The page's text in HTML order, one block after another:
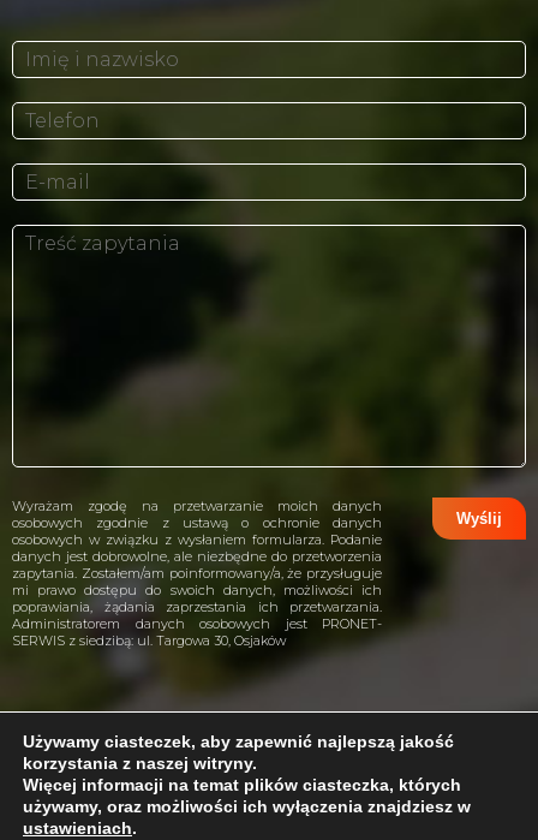
Problem z internetem?
Wyrażam zgodę na przetwarzanie moich danych
osobowych zgodnie z ustawą o ochronie danych
osobowych w związku z wysłaniem formularza. Podanie
danych jest dobrowolne, ale niezbędne do przetworzenia
zapytania. Zostałem/am poinformowany/a, że przysługuje
mi prawo dostępu do swoich danych, możliwości ich
poprawiania, żądania zaprzestania ich przetwarzania.
Administratorem danych osobowych jest PRONET-
SERWIS z siedzibą: ul. Targowa 30, Osjaków
projekt i wykonanie:CreativeHeads.pl
Używamy ciasteczek, aby zapewnić najlepszą jakość
korzystania z naszej witryny.
Więcej informacji na temat plików ciasteczka, których
używamy, oraz możliwości ich wyłączenia znajdziesz w
ustawieniach.